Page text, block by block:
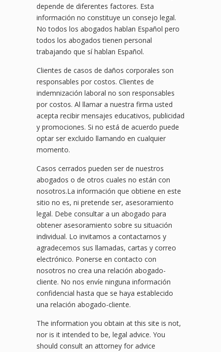
depende de diferentes factores. Esta
información no constituye un consejo legal.
No todos los abogados hablan Español pero
todos los abogados tienen personal
trabajando que sí hablan Español.
Clientes de casos de daños corporales son
responsables por costos. Clientes de
indemnización laboral no son responsables
por costos. Al llamar a nuestra firma usted
acepta recibir mensajes educativos, publicidad
y promociones. Si no está de acuerdo puede
optar ser excluido llamando en cualquier
momento.
Casos cerrados pueden ser de nuestros
abogados o de otros cuales no están con
nosotros.La información que obtiene en este
sitio no es, ni pretende ser, asesoramiento
legal. Debe consultar a un abogado para
obtener asesoramiento sobre su situación
individual. Lo invitamos a contactarnos y
agradecemos sus llamadas, cartas y correo
electrónico. Ponerse en contacto con
nosotros no crea una relación abogado-
cliente. No nos envíe ninguna información
confidencial hasta que se haya establecido
una relación abogado-cliente.
The information you obtain at this site is not,
nor is it intended to be, legal advice. You
should consult an attorney for advice